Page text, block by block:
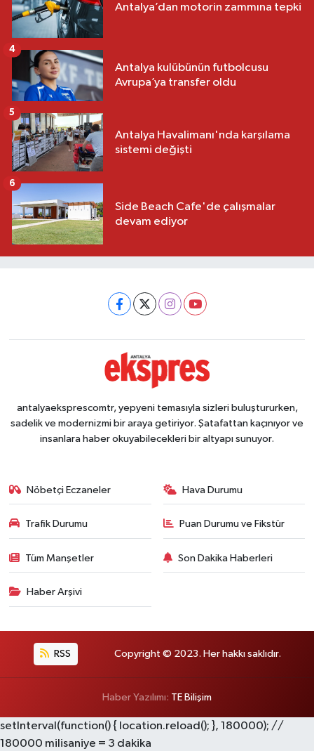
Antalya’dan motorin zammına tepki
Antalya kulübünün futbolcusu
Avrupa’ya transfer oldu
4
Antalya Havalimanı'nda karşılama
sistemi değişti
5
Side Beach Cafe'de çalışmalar
devam ediyor
6
antalyaeksprescomtr, yepyeni temasıyla sizleri buluştururken,
sadelik ve modernizmi bir araya getiriyor. Şatafattan kaçınıyor ve
insanlara haber okuyabilecekleri bir altyapı sunuyor.
Nöbetçi Eczaneler Hava Durumu
Trafik Durumu Puan Durumu ve Fikstür
Tüm Manşetler Son Dakika Haberleri
Haber Arşivi
RSS Copyright © 2023. Her hakkı saklıdır.
Haber Yazılımı: TE Bilişim
setInterval(function() { location.reload(); }, 180000); //
180000 milisaniye = 3 dakika